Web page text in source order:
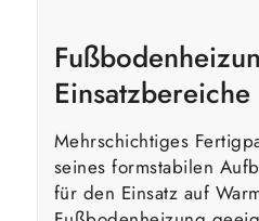
Einsatzbereiche
Mehrschichtiges
seines formstabilen
für den Einsatz auf